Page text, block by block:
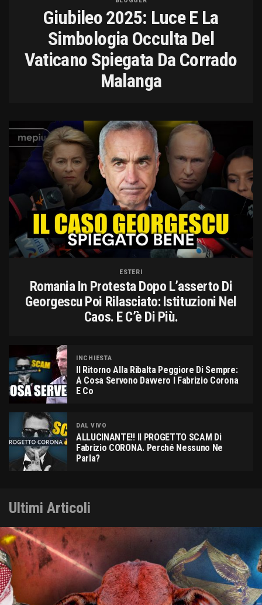
Giubileo 2025: Luce E La
Simbologia Occulta Del
Vaticano Spiegata Da Corrado
Malanga
ESTERI
Romania In Protesta Dopo L’asserto Di
Georgescu Poi Rilasciato: Istituzioni Nel
Caos. E C’è Di Più.
INCHIESTA
Il Ritorno Alla Ribalta Peggiore Di Sempre:
A Cosa Servono Davvero I Fabrizio Corona
E Co
DAL VIVO
ALLUCINANTE!! Il PROGETTO SCAM Di
Fabrizio CORONA. Perché Nessuno Ne
Parla?
Ultimi Articoli